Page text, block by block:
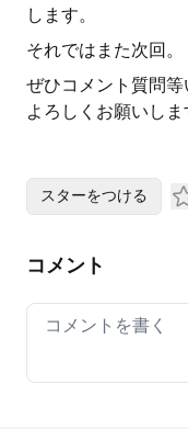
します。
それではまた次回。
ぜひコメント質問等
よろしくお願いしま
スターをつける
コメント
Your comment